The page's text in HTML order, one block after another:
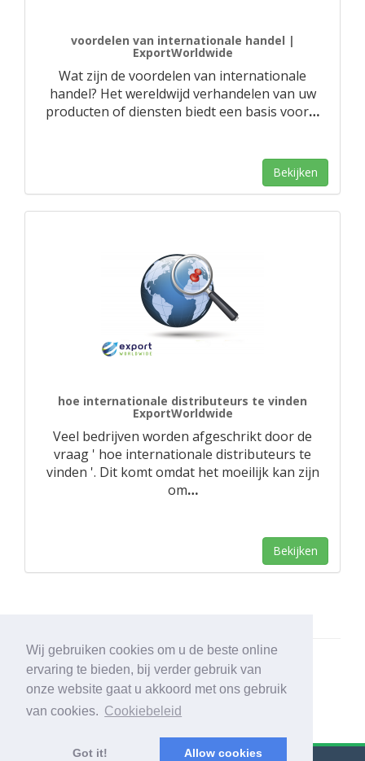
Wij gebruiken cookies om u de beste online
ervaring te bieden, bij verder gebruik van
onze website gaat u akkoord met ons gebruik
van cookies. Cookiebeleid
Got it! Allow cookies
voordelen van internationale handel |
ExportWorldwide
Wat zijn de voordelen van internationale
handel? Het wereldwijd verhandelen van uw
producten of diensten biedt een basis voor…
Bekijken
hoe internationale distributeurs te vinden
ExportWorldwide
Veel bedrijven worden afgeschrikt door de
vraag ' hoe internationale distributeurs te
vinden '. Dit komt omdat het moeilijk kan zijn
om…
Bekijken